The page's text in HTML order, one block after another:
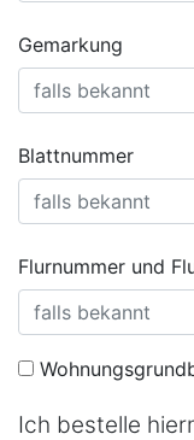
Gemarkung
Blattnummer
Flurnummer und
Ich bestelle